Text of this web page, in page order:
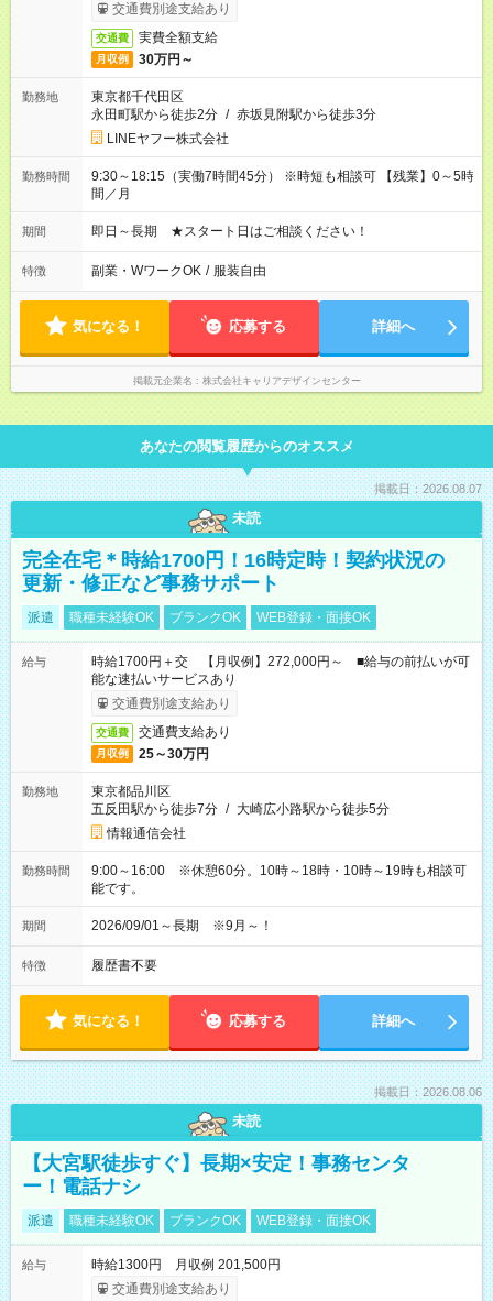
交通費別途支給あり
交通費 実費全額支給
月収例 30万円～
勤務地
東京都千代田区
永田町駅から徒歩2分 / 赤坂見附駅から徒歩3分
LINEヤフー株式会社
勤務時間
9:30～18:15（実働7時間45分） ※時短も相談可 【残業】0～5時
間／月
期間 即日～長期 ★スタート日はご相談ください！
特徴 副業・WワークOK / 服装自由
気になる！ 応募する 詳細へ
掲載元企業名 株式会社キャリアデザインセンター
あなたの閲覧履歴からのオススメ
掲載日：2026.08.07
未読
完全在宅＊時給1700円！16時定時！契約状況の
更新・修正など事務サポート
派遣 職種未経験OK ブランクOK WEB登録・面接OK
給与
時給1700円＋交 【月収例】272,000円～ ■給与の前払いが可
能な速払いサービスあり
交通費別途支給あり
交通費 交通費支給あり
月収例 25～30万円
勤務地
東京都品川区
五反田駅から徒歩7分 / 大崎広小路駅から徒歩5分
情報通信会社
勤務時間
9:00～16:00 ※休憩60分。10時～18時・10時～19時も相談可
能です。
期間 2026/09/01～長期 ※9月～！
特徴 履歴書不要
気になる！ 応募する 詳細へ
掲載日：2026.08.06
未読
【大宮駅徒歩すぐ】長期×安定！事務センタ
ー！電話ナシ
派遣 職種未経験OK ブランクOK WEB登録・面接OK
給与
時給1300円 月収例 201,500円
交通費別途支給あり